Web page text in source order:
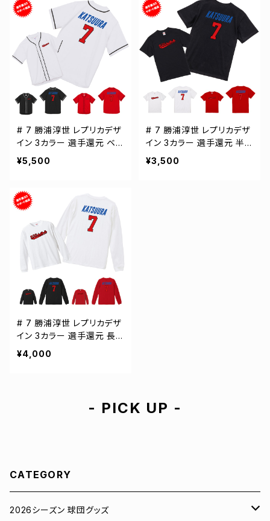
# 7 勝浦淳世 レプリカデザ
イン 3カラー 選手還元 ベ
ースボールシャツ S-XXLサ
イズ 598201
¥5,500
# 7 勝浦淳世 レプリカデザ
イン 3カラー 選手還元 半
袖Tシャツ S-XXXLサイズ
500101
¥3,500
# 7 勝浦淳世 レプリカデザ
イン 3カラー 選手還元 長
袖Tシャツ S-XXLサイズ 5
01101
¥4,000
- PICK UP -
CATEGORY
2026シーズン 球団グッズ